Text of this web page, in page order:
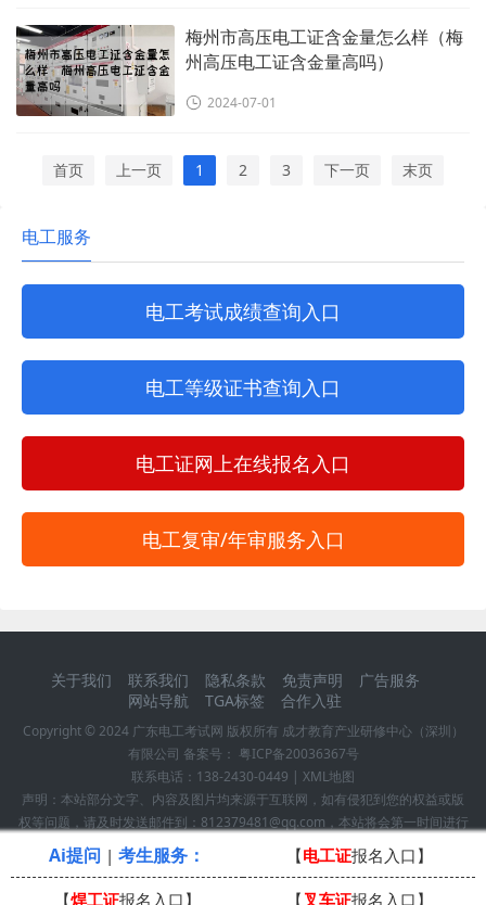
梅州市高压电工证含金量怎么样（梅
州高压电工证含金量高吗）
2024-07-01
首页 上一页 1 2 3 下一页 末页
电工服务
电工考试成绩查询入口
电工等级证书查询入口
电工证网上在线报名入口
电工复审/年审服务入口
关于我们 联系我们 隐私条款 免责声明
广告服务
网站导航
TGA标签 合作入驻
Copyright © 2024 广东电工考试网 版权所有 成才教育产业研修中心（深圳）
有限公司 备案号： 粤ICP备20036367号
联系电话： 138-2430-0449 | XML地图
声明：本站部分文字、内容及图片均来源于互联网，如有侵犯到您的权益或版
权等问题，请及时发送邮件到：812379481@qq.com，本站将会第一时间进行
确认并作删除处理！
Ai提问 | 考生服务： 【电工证报名入口】
【焊工证报名入口】 【 叉车证报名入口】